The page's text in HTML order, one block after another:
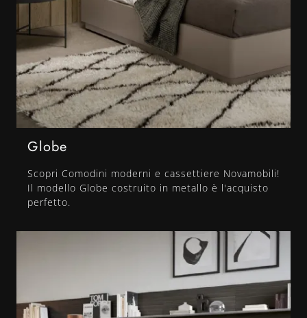
Globe
Scopri Comodini moderni e cassettiere Novamobili!
Il modello Globe costruito in metallo è l'acquisto
perfetto.